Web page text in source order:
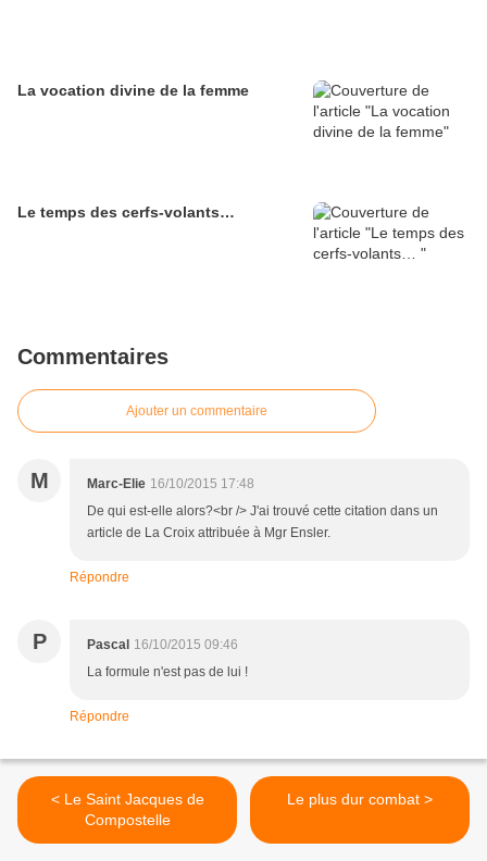
La vocation divine de la femme
Le temps des cerfs-volants…
Commentaires
Ajouter un commentaire
M Marc-Elie 16/10/2015 17:48
De qui est-elle alors?<br /> J'ai trouvé cette citation dans un
article de La Croix attribuée à Mgr Ensler.
Répondre
P Pascal 16/10/2015 09:46
La formule n'est pas de lui !
Répondre
< Le Saint Jacques de
Compostelle
Le plus dur combat >